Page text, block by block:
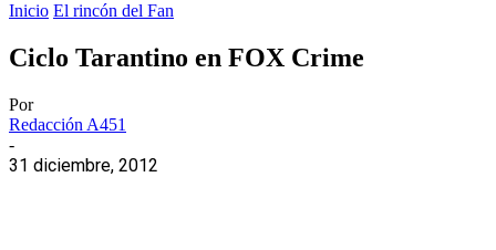
Inicio El rincón del Fan
Ciclo Tarantino en FOX Crime
Por
Redacción A451
-
31 diciembre, 2012